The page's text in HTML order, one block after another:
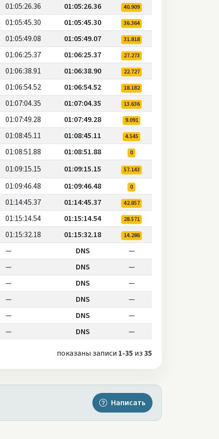
01:05:26.36 01:05:26.36 40.909
01:05:45.30 01:05:45.30 36.364
01:05:49.08 01:05:49.07 31.818
01:06:25.37 01:06:25.37 27.273
01:06:38.91 01:06:38.90 22.727
01:06:54.52 01:06:54.52 18.182
01:07:04.35 01:07:04.35 13.636
01:07:49.28 01:07:49.28 9.091
01:08:45.11 01:08:45.11 4.545
01:08:51.88 01:08:51.88 0
01:09:15.15 01:09:15.15 57.143
01:09:46.48 01:09:46.48 0
01:14:45.37 01:14:45.37 42.857
01:15:14.54 01:15:14.54 28.571
01:15:32.18 01:15:32.18 14.286
— DNS
—
—
DNS
—
—
DNS
—
—
DNS
—
—
DNS
—
—
DNS
—
показаны записи 1-35 из35
Написать